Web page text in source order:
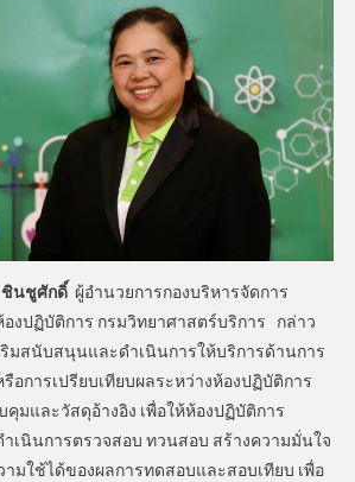
ชินชูศักดิ์ผู้อำนวยการกองบริหารจัดการ
งปฏิบัติการ กรมวิทยาศาสตร์บริการ กล่าว
มสนับสนุนและดำเนินการให้บริการด้านการ
การเปรียบเทียบผลระหว่างห้องปฏิบัติการ
มและวัสดุอ้างอิง เพื่อให้ห้องปฏิบัติการ
เนินการตรวจสอบ ทวนสอบ สร้างความมั่นใจ
มใช้ได้ของผลการทดสอบและสอบเทียบ เพื่อ